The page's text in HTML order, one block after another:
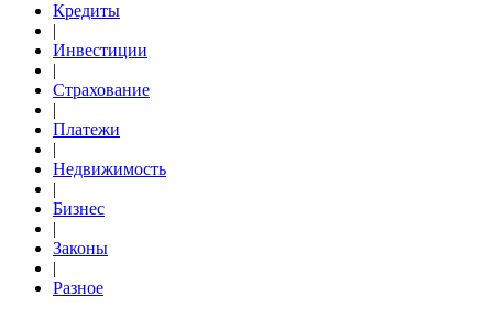
Кредиты
|
Инвестиции
|
Страхование
|
Платежи
|
Недвижимость
|
Бизнес
|
Законы
|
Разное